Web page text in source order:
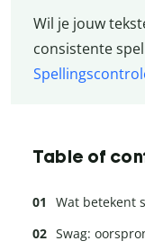
Wil je jouw
consistente
Table of
Wat betekent
Swag: